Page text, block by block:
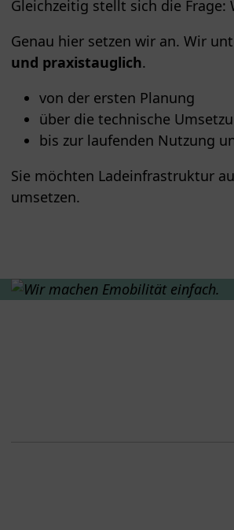
Gleichzeitig stellt sich die
Genau hier setzen wir an. Wir
und praxistauglich.
von der ersten Planung
über die technische
bis zur laufenden Nutzung
Sie möchten Ladeinfrastruktur
umsetzen.